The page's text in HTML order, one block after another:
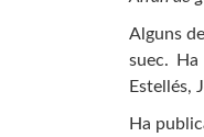
Alguns
suec.
Estellés,
Ha